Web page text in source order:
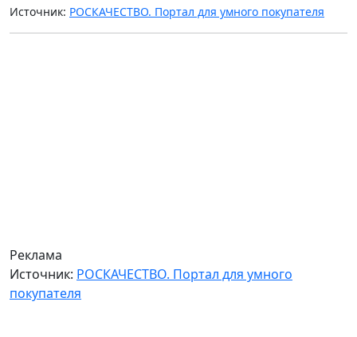
Источник: РОСКАЧЕСТВО. Портал для умного покупателя
Реклама
Источник: РОСКАЧЕСТВО. Портал для умного
покупателя